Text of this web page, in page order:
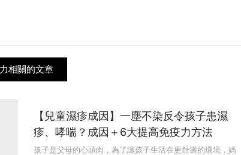
相關的文章
【兒童濕疹成因】一塵不染反令孩子患濕
疹、哮喘？成因＋6大提高免疫力方法
孩子是父母的心頭肉，為了讓孩子生活在更舒適的環境，媽